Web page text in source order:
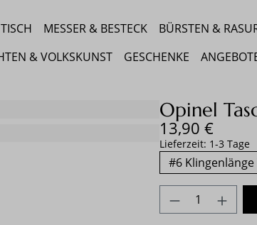
MESSER & BESTECK BÜRSTEN &
& VOLKSKUNST
GESCHENKE
Opinel
Regulärer
13,90 €
Lieferzeit: 1-3 Tage
#6 Klingenlänge
Produkt